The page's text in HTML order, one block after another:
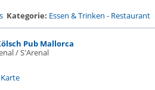
Kategorie: Essen & Trinken - Restaurant
Pub Mallorca
/ S'Arenal
Karte